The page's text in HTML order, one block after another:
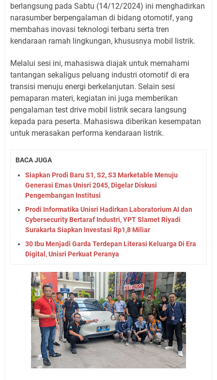
berlangsung pada Sabtu (14/12/2024) ini menghadirkan
narasumber berpengalaman di bidang otomotif, yang
membahas inovasi teknologi terbaru serta tren
kendaraan ramah lingkungan, khususnya mobil listrik.
Melalui sesi ini, mahasiswa diajak untuk memahami
tantangan sekaligus peluang industri otomotif di era
transisi menuju energi berkelanjutan. Selain sesi
pemaparan materi, kegiatan ini juga memberikan
pengalaman test drive mobil listrik secara langsung
kepada para peserta. Mahasiswa diberikan kesempatan
untuk merasakan performa kendaraan listrik.
BACA JUGA
Siapkan Prodi Baru S1, S2, S3 Marketable Menuju
Generasi Emas Unisri 2045, Digelar Diskusi
Pengembangan Institusi
Prodi Informatika Unisri Hadirkan Laboratorium AI dan
Cybersecurity Bertaraf Industri, YPT Slamet Riyadi
Surakarta Siapkan Investasi Rp1,8 Miliar
30 Ibu Menjadi Garda Terdepan Literasi Keluarga Di Era
Digital, Unisri Perkuat Peranya